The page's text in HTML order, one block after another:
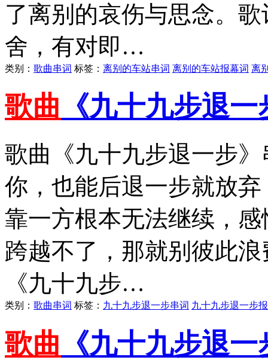
了离别的哀伤与思念。
舍，有对即…
类别： 歌曲串词 标签： 离别的车站串词 离别的车站报幕词 离
歌曲 《九十九步退
歌曲《九十九步退一步
你，也能后退一步就放
靠一方根本无法继续，
跨越不了，那就别彼此
《九十九步…
类别： 歌曲串词 标签： 九十九步退一步串词 九十九步退一步
歌曲 《九十九步退